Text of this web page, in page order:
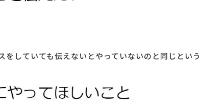
をしていても伝えないとやっていないのと同じという